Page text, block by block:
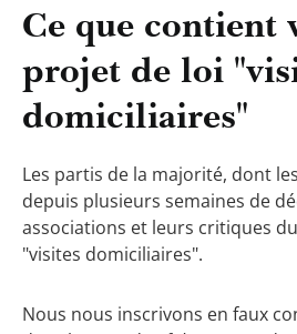
Ce que contient
projet de loi
domiciliaires"
Les partis de la majorité, dont
depuis plusieurs semaines de
associations et leurs critiques
"visites domiciliaires".
Nous nous inscrivons en faux